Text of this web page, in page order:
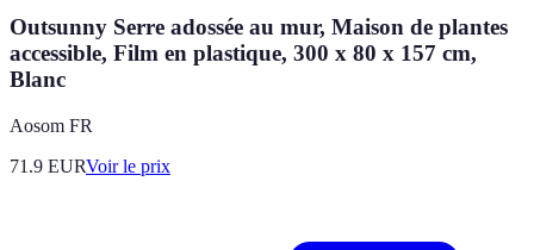
Outsunny Serre adossée au mur, Maison de plantes
accessible, Film en plastique, 300 x 80 x 157 cm,
Blanc
Aosom FR
71.9 EURVoir le prix